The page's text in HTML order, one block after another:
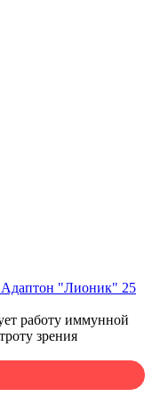
"Лионик" 25
работу иммунной
зрения